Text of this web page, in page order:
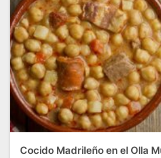
Cocido Madrileño en el Olla